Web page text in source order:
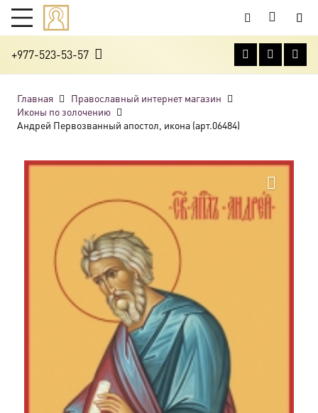
+977-523-53-57
Главная
Православный интернет магазин
Иконы по золочению
Андрей Первозванный апостол, икона (арт.06484)